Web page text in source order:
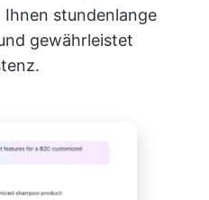
stundenlange
gewährleistet